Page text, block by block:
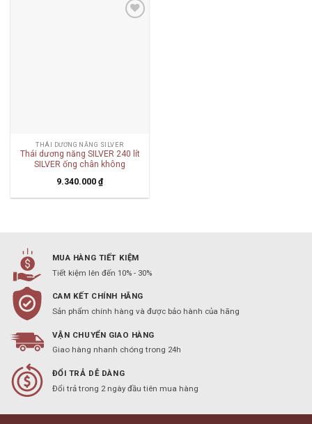
THÁI DƯƠNG NĂNG SILVER
Thái dương năng SILVER 240 lít
SILVER ống chân không
9.340.000 ₫
MUA HÀNG TIẾT KIỆM
Tiết kiệm lên đến 10% - 30%
CAM KẾT CHÍNH HÃNG
Sản phẩm chính hàng và được bảo hành của hãng
VẬN CHUYỂN GIAO HÀNG
Giao hàng nhanh chóng trong 24h
ĐỔI TRẢ DỄ DÀNG
Đổi trả trong 2 ngày đầu tiên mua hàng